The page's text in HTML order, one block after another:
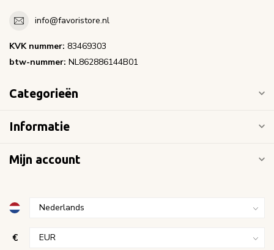
info@favoristore.nl
KVK nummer: 83469303
btw-nummer: NL862886144B01
Categorieën
Informatie
Mijn account
€